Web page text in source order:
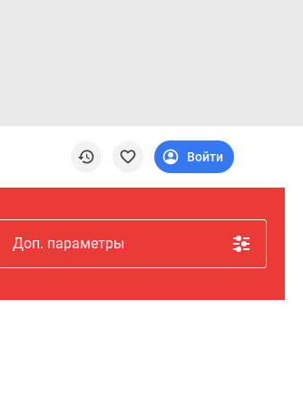
Войти
Доп. параметры